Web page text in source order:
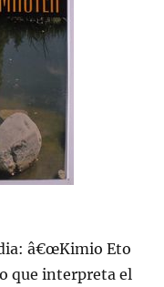
â€œKimio Eto
que interpreta el